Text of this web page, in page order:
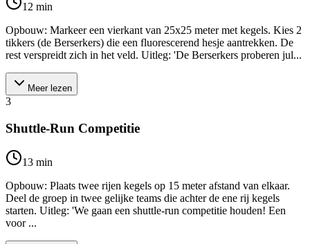
12 min
Opbouw: Markeer een vierkant van 25x25 meter met kegels. Kies 2
tikkers (de Berserkers) die een fluorescerend hesje aantrekken. De
rest verspreidt zich in het veld. Uitleg: 'De Berserkers proberen jul...
Meer lezen
3
Shuttle-Run Competitie
13 min
Opbouw: Plaats twee rijen kegels op 15 meter afstand van elkaar.
Deel de groep in twee gelijke teams die achter de ene rij kegels
starten. Uitleg: 'We gaan een shuttle-run competitie houden! Een
voor ...